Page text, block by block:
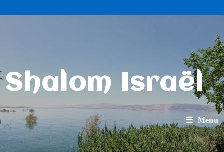
Shalom Israël
Menu